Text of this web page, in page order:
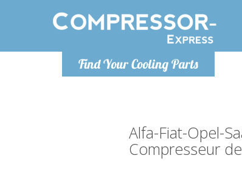
Find Your Cooling Parts
Alfa-Fiat-Opel-
Compresseur